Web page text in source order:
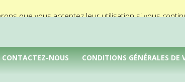
A
CONTACTEZ-NOUS CONDITIONS GÉNÉRALES DE
que vous acceptez leur utilisation si vous